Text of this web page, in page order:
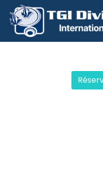
Aller
au
contenu